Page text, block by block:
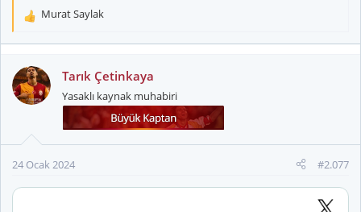
T
k
i
l
Murat Saylak
Tarık Çetinkaya
Yasaklı kaynak muhabiri
24 Ocak 2024 #2.077